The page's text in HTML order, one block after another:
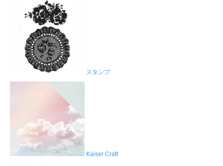
スタンプ
Kaiser Craft